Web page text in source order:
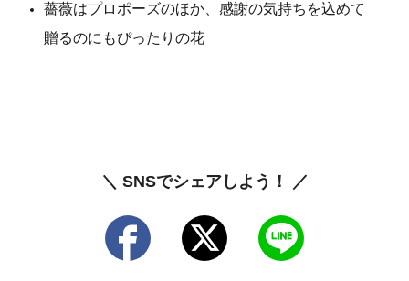
薔薇はプロポーズのほか、感謝の気持ちを込めて
贈るのにもぴったりの花
＼ SNSでシェアしよう！ ／